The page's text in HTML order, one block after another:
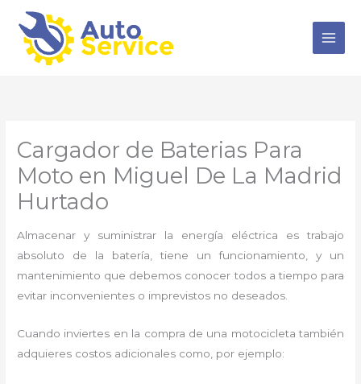
contenido
Cargador de Baterias Para
Moto en Miguel De La Madrid
Hurtado
Almacenar y suministrar la energía eléctrica es trabajo
absoluto de la batería, tiene un funcionamiento, y un
mantenimiento que debemos conocer todos a tiempo para
evitar inconvenientes o imprevistos no deseados.
Cuando inviertes en la compra de una motocicleta también
adquieres costos adicionales como, por ejemplo: